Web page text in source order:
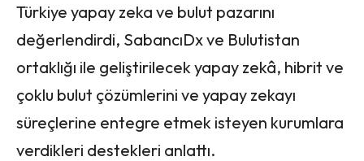
Türkiye yapay zeka ve bulut pazarını
değerlendirdi, SabancıDx ve Bulutistan
ortaklığı ile geliştirilecek yapay zekâ, hibrit ve
çoklu bulut çözümlerini ve yapay zekayı
süreçlerine entegre etmek isteyen kurumlara
verdikleri destekleri anlattı.